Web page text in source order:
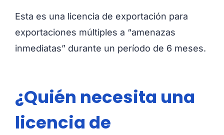
Esta es una licencia de exportación para
exportaciones múltiples a “amenazas
inmediatas” durante un período de 6 meses.
¿Quién necesita una
licencia de